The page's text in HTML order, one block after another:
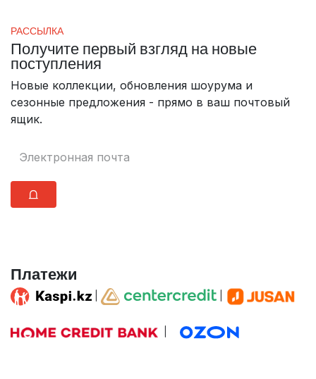
РАССЫЛКА
Получите первый взгляд на новые
поступления
Новые коллекции, обновления шоурума и
сезонные предложения - прямо в ваш почтовый
ящик.
⩍
Платежи
| |
|